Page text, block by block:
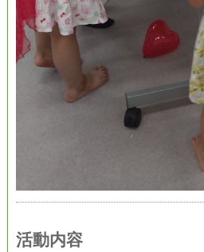
活動内容